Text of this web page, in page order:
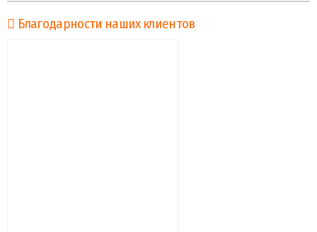
Благодарности наших клиентов